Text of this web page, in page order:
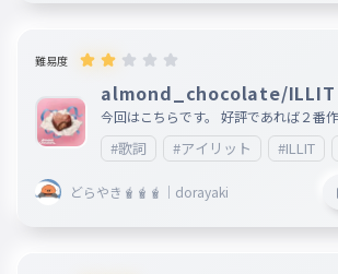
難易度
almond_chocolate/
今回はこちらです。 好評であれば２
あったらコメント欄へ ✨️歌詞タイピングリクエスト募集中✨️
https://ankey.io/wordbooks/
◯の種類」を中心におもしろいタイピ
ます。 不定期とはなりますが、皆さん
グを投稿します。 【プレイ回数
key.io/wordbooks/
#歌詞 #アイリット #ILLIT
どらやき🧋🧋🧋｜dorayaki